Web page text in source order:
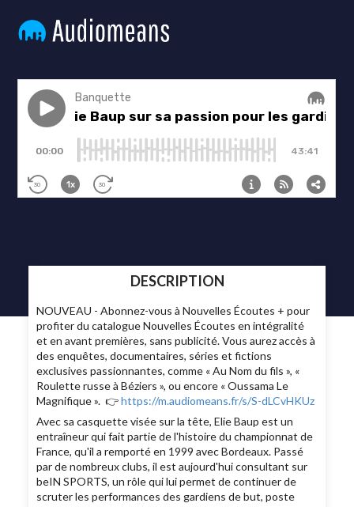
DESCRIPTION
NOUVEAU - Abonnez-vous à Nouvelles Écoutes + pour
profiter du catalogue Nouvelles Écoutes en intégralité
et en avant premières, sans publicité. Vous aurez accès à
des enquêtes, documentaires, séries et fictions
exclusives passionnantes, comme « Au Nom du fils », «
Roulette russe à Béziers », ou encore « Oussama Le
Magnifique ». 👉https://m.audiomeans.fr/s/S-dLCvHKUz
Avec sa casquette visée sur la tête, Elie Baup est un
entraîneur qui fait partie de l'histoire du championnat de
France, qu'il a remporté en 1999 avec Bordeaux. Passé
par de nombreux clubs, il est aujourd'hui consultant sur
beIN SPORTS, un rôle qui lui permet de continuer de
scruter les performances des gardiens de but, poste